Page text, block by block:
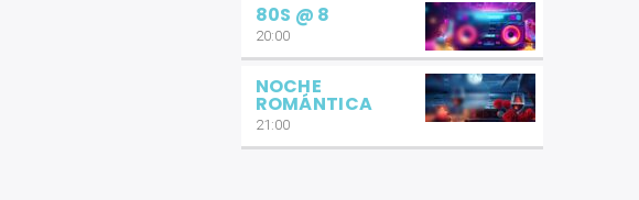
80S @ 8
20:00
NOCHE
ROMÁNTICA
21:00